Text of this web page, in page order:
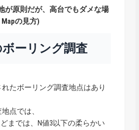
が原則だが、高台でもダメな場
の見方)
ーリング調査
たボーリング調査地点はあり
点では、
までは、N値3以下の柔らかい